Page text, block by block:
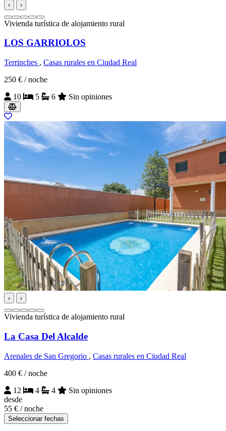
‹ ›
Vivienda turística de alojamiento rural
LOS GARRIOLOS
Terrinches , Casas rurales en Ciudad Real
250 € / noche
10
5 6 Sin opiniones
‹ ›
Vivienda turística de alojamiento rural
La Casa Del Alcalde
Arenales de San Gregorio , Casas rurales en Ciudad Real
400 € / noche
12
4 4
Sin opiniones
desde
55 € / noche
Seleccionar fechas